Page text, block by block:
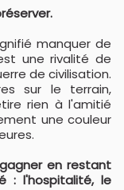
manquer de
une rivalité de
de civilisation.
sur le terrain,
rien à l'amitié
une couleur
en restant
: l'hospitalité, le